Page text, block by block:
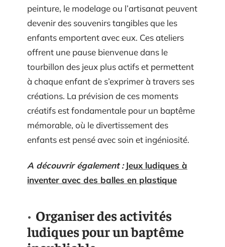
peinture, le modelage ou l’artisanat peuvent
devenir des souvenirs tangibles que les
enfants emportent avec eux. Ces ateliers
offrent une pause bienvenue dans le
tourbillon des jeux plus actifs et permettent
à chaque enfant de s’exprimer à travers ses
créations. La prévision de ces moments
créatifs est fondamentale pour un baptême
mémorable, où le divertissement des
enfants est pensé avec soin et ingéniosité.
A découvrir également : Jeux ludiques à
inventer avec des balles en plastique
Organiser des activités
ludiques pour un baptême